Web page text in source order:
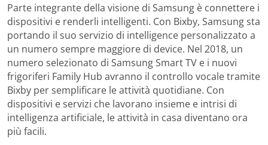
Parte integrante della visione di Samsung è connettere i
dispositivi e renderli intelligenti. Con Bixby, Samsung sta
portando il suo servizio di intelligence personalizzato a
un numero sempre maggiore di device. Nel 2018, un
numero selezionato di Samsung Smart TV e i nuovi
frigoriferi Family Hub avranno il controllo vocale tramite
Bixby per semplificare le attività quotidiane. Con
dispositivi e servizi che lavorano insieme e intrisi di
intelligenza artificiale, le attività in casa diventano ora
più facili.